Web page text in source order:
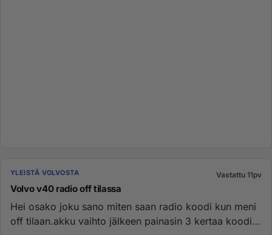
YLEISTÄ VOLVOSTA Vastattu 11pv
Volvo v40 radio off tilassa
Hei osako joku sano miten saan radio koodi kun meni
off tilaan.akku vaihto jälkeen painasin 3 kertaa koodi